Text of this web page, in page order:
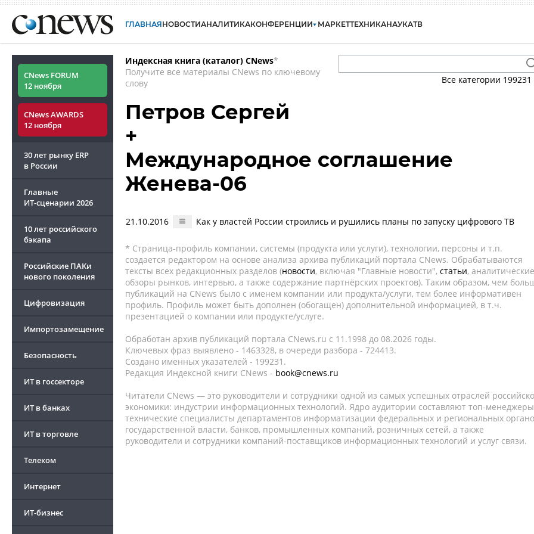
ГЛАВНАЯНОВОСТИАНАЛИТИКАКОНФЕРЕНЦИИ МАРКЕТТЕХНИКАНАУКАТВ
CNews FORUM
12 ноября
CNews AWARDS
12 ноября
30 лет рынку ERP
в России
Главные
ИТ-сценарии 2026
10 лет российского
бэкапа
Российские ПАКи
нового поколения
Цифровизация
Импортозамещение
Безопасность
ИТ в госсекторе
ИТ в банках
ИТ в торговле
Телеком
Интернет
ИТ-бизнес
Индексная книга (каталог) CNews*
Получите все материалы CNews по ключевому
слову
Все категории 199231
Петров Сергей
+
Международное соглашение
Женева-06
21.10.2016 Как у властей России строились и рушились планы по запуску цифрового ТВ
* Страница-профиль компании, системы (продукта или услуги), технологии, персоны и т.п.
создается редактором на основе анализа архива публикаций портала CNews. Обрабатываются
тексты всех редакционных разделов (новости, включая "Главные новости", статьи, аналитические
обзоры рынков, интервью, а также содержание партнёрских проектов). Таким образом, чем
публикаций на CNews было с именем компании или продукта/услуги, тем более информативен
профиль. Профиль может быть дополнен (обогащен) дополнительной информацией, в т.ч.
презентацией о компании или продукте/услуге.
Обработан архив публикаций портала CNews.ru c 11.1998 до 08.2026 годы.
Ключевых фраз выявлено - 1463328, в очереди разбора - 724413.
Создано именных указателей - 199231.
Редакция Индексной книги CNews - book@cnews.ru
Читатели CNews — это руководители и сотрудники одной из самых успешных отраслей
экономики: индустрии информационных технологий. Ядро аудитории составляют топ-
технические специалисты департаментов информатизации федеральных и региональных
государственной власти, банков, промышленных компаний, розничных сетей, а также
руководители и сотрудники компаний-поставщиков информационных технологий и услуг связи.